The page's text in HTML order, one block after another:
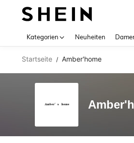
Kategorien Neuheiten
Startseite / Amber'home